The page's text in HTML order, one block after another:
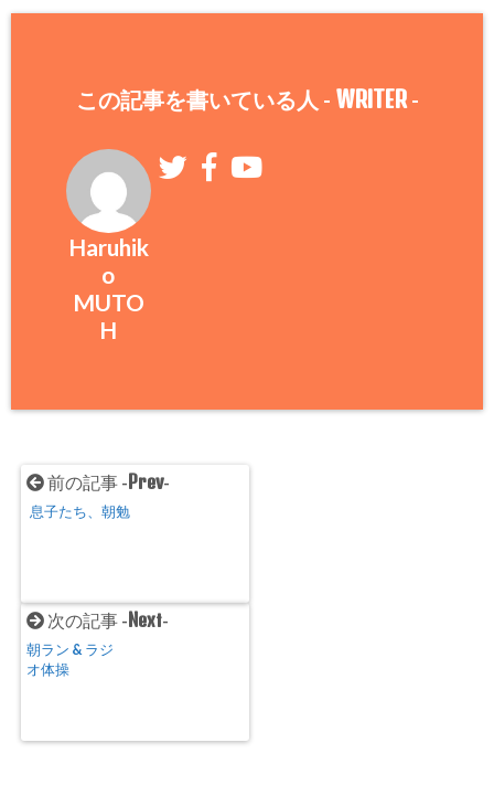
この記事を書いている人 - WRITER-
Haruhik
o
MUTO
H
前の記事 - Prev-
息子たち、朝勉
次の記事 - Next-
朝ラン & ラジ
オ体操